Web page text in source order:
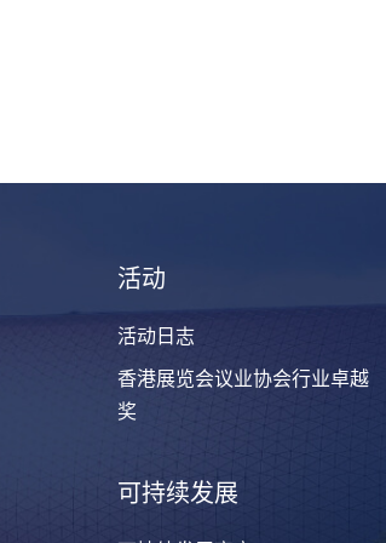
活动
活动日志
香港展览会议业协会行业卓越
奖
可持续发展